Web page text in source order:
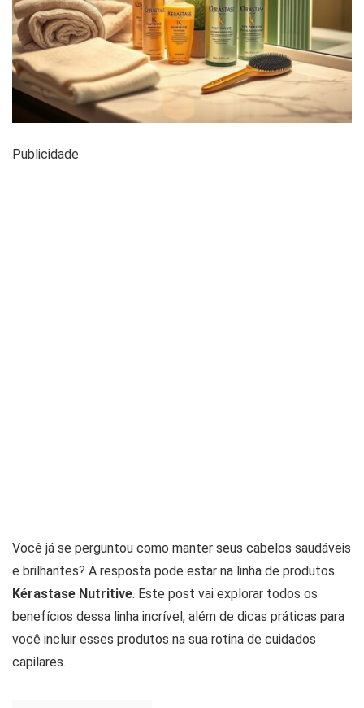
Publicidade
Você já se perguntou como manter seus cabelos saudáveis
e brilhantes? A resposta pode estar na linha de produtos
Kérastase Nutritive. Este post vai explorar todos os
benefícios dessa linha incrível, além de dicas práticas para
você incluir esses produtos na sua rotina de cuidados
capilares.